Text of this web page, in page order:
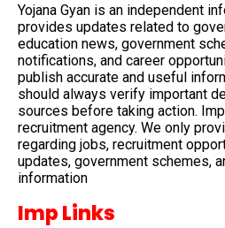
Yojana Gyan is an independent
provides updates related to
education news, government
notifications, and career
publish accurate and useful
should always verify important
sources before taking action.
recruitment agency. We only
regarding jobs, recruitment
updates, government schemes,
information
Imp Links